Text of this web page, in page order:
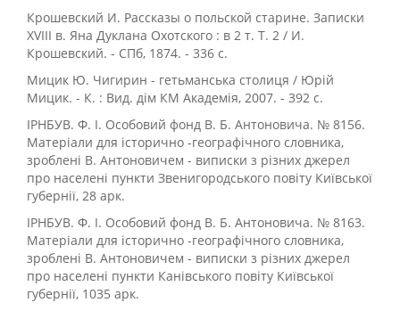
Крошевский И. Рассказы о польской старине. Записки
XVIII в. Яна Дуклана Охотского : в 2 т. Т. 2 / И.
Крошевский. - СПб, 1874. - 336 с.
Мицик Ю. Чигирин - гетьманська столиця / Юрій
Мицик. - К. : Вид. дім КМ Академія, 2007. - 392 с.
ІРНБУВ. Ф. І. Особовий фонд В. Б. Антоновича. № 8156.
Матеріали для історично -географічного словника,
зроблені В. Антоновичем - виписки з різних джерел
про населені пункти Звенигородського повіту Київської
губернії, 28 арк.
ІРНБУВ. Ф. І. Особовий фонд В. Б. Антоновича. № 8163.
Матеріали для історично -географічного словника,
зроблені В. Антоновичем - виписки з різних джерел
про населені пункти Канівського повіту Київської
губернії, 1035 арк.